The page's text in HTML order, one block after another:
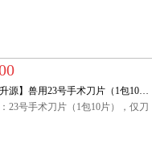
升源】兽用23号手术刀片（1包10
割刀片
23号手术刀片（1包10片），仅刀